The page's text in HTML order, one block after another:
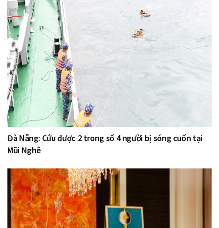
Đà Nẵng: Cứu được 2 trong số 4 người bị sóng cuốn tại
Mũi Nghê